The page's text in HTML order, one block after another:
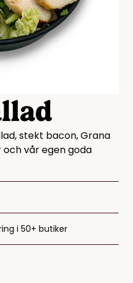
stekt bacon, Grana
vår egen goda
i 50+ butiker